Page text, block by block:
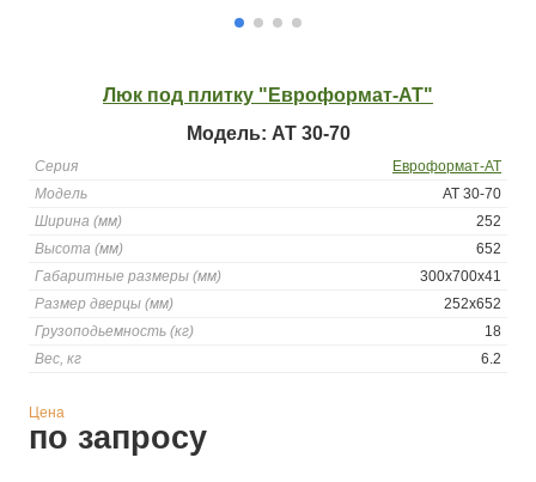
Люк под плитку "Евроформат-АТ"
Модель: АТ 30-70
Серия
Евроформат-АТ
Модель
АТ 30-70
Ширина (мм)
252
Высота (мм)
652
Габаритные размеры (мм)
300x700x41
Размер дверцы (мм)
252x652
Грузоподьемность (кг)
18
Вес, кг
6.2
Цена
по запросу